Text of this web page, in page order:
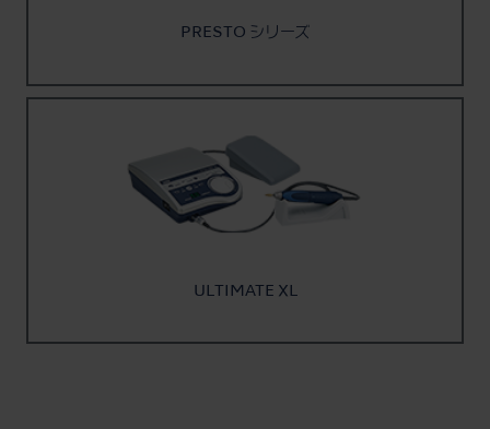
PRESTO シリーズ
ULTIMATE XL